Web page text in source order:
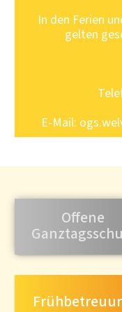
In den Ferien
gelten
E-Mail:
Offene